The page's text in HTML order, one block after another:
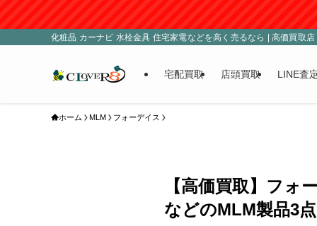
■臨時
化粧品 カーナビ 水栓金具 住宅家電などを高く売るなら | 高価買取
宅配買取 店頭買取 LINE査
ホーム MLM フォーデイス
【高価買取】フ
などのMLM製品3点